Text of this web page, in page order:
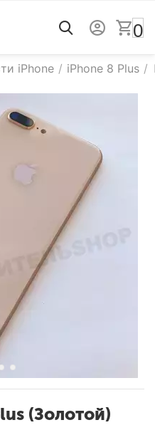
0
iPhone / iPhone 8 Plus /
(Золотой)